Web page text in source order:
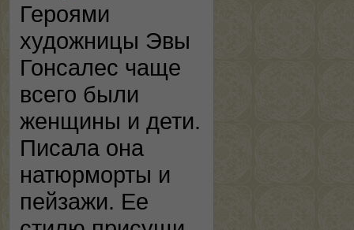
Героями
художницы Эвы
Гонсалес чаще
всего были
женщины и дети.
Писала она
натюрморты и
пейзажи. Ее